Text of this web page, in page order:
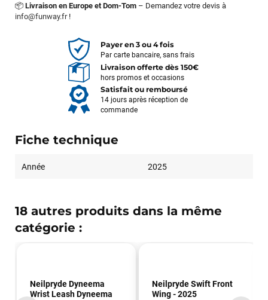
📦 Livraison en Europe et Dom-Tom – Demandez votre devis à
info@funway.fr!
Payer en 3 ou 4 fois
Par carte bancaire, sans frais
Livraison offerte dès 150€
hors promos et occasions
Satisfait ou remboursé
14 jours après réception de
commande
Fiche technique
Année 2025
18 autres produits dans la même
catégorie :
Neilpryde Dyneema
Wrist Leash Dyneema
Neilpryde Swift Front
Wing - 2025